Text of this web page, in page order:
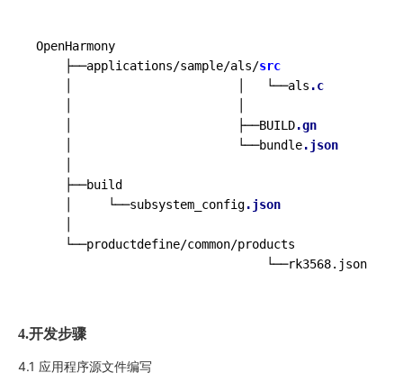
OpenHarmony
    ├──applications/sample/als/
src
    │                       │   └──als
.c
    │                       ├──BUILD
.gn
    │                       └──bundle
.json
    ├──build
    │     └──subsystem_config
.json
    └──productdefine/common/products
                                └──rk3568.json
4.开发步骤
4.1 应用程序源文件编写